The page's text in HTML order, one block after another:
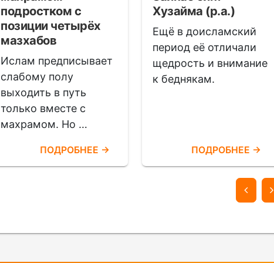
подростком с
позиции четырёх
мазхабов
Ислам предписывает
слабому полу
выходить в путь
только вместе с
махрамом. Но …
ПОДРОБНЕЕ →
Хузайма (р.а.)
Ещё в доисламский
период её отличали
щедрость и внимание
к беднякам.
ПОДРОБНЕЕ →